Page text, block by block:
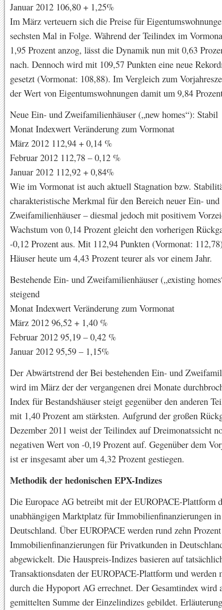
Januar 2012 106,80 + 1,25%
Im März verteuern sich die Preise für
sechsten Mal in Folge. Während der Teilindex im
1,95 Prozent anzog, lässt die Dynamik nun mit 0,63
nach. Dennoch wird mit 109,57 Punkten eine neue
gesetzt (Vormonat: 108,88). Im Vergleich zum
der Wert von Eigentumswohnungen damit um 9,84
Neue Ein- und Zweifamilienhäuser („new homes“): Stabil
Monat Indexwert Veränderung zum Vormonat
März 2012 112,94 + 0,14 %
Februar 2012 112,78 – 0,12 %
Januar 2012 112,92 + 0,84%
Wie im Vormonat ist auch aktuell Stagnation bzw.
charakteristische Merkmal für den Bereich neuer Ein- und
Zweifamilienhäuser – diesmal jedoch mit positivem
Wachstum von 0,14 Prozent gleicht den vorherigen
-0,12 Prozent aus. Mit 112,94 Punkten (Vormonat:
Häuser heute um 4,43 Prozent teurer als vor einem Jahr.
Bestehende Ein- und Zweifamilienhäuser („existing
steigend
Monat Indexwert Veränderung zum Vormonat
März 2012 96,52 + 1,40 %
Februar 2012 95,19 – 0,42 %
Januar 2012 95,59 – 1,15%
Der Abwärtstrend der Bei bestehenden Ein- und
wird im März der der vergangenen drei Monate
Index für Bestandshäuser steigt gegenüber den anderen
mit 1,40 Prozent am stärksten. Aufgrund der großen
Dezember 2011 weist der Teilindex auf Dreimonatssicht
negativen Wert von -0,19 Prozent auf. Gegenüber dem
ist er insgesamt aber um 4,32 Prozent gestiegen.
Methodik der hedonischen EPX-Indizes
Die Europace AG betreibt mit der EUROPACE-Plattform
unabhängigen Marktplatz für Immobilienfinanzierungen in
Deutschland. Über EUROPACE werden rund zehn
Immobilienfinanzierungen für Privatkunden in
abgewickelt. Die Hauspreis-Indizes basieren auf
Transaktionsdaten der EUROPACE-Plattform und werden
durch die Hypoport AG errechnet. Der Gesamtindex wird
gemittelten Summe der Einzelindizes gebildet.